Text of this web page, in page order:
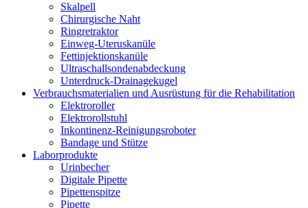
Skalpell
Chirurgische Naht
Ringretraktor
Einweg-Uteruskanüle
Fettinjektionskanüle
Ultraschallsondenabdeckung
Unterdruck-Drainagekugel
Verbrauchsmaterialien und Ausrüstung für die Rehabilitation
Elektroroller
Elektrorollstuhl
Inkontinenz-Reinigungsroboter
Bandage und Stütze
Laborprodukte
Urinbecher
Digitale Pipette
Pipettenspitze
Pipette